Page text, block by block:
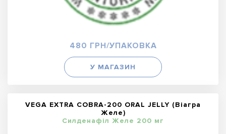
480 ГРН/УПАКОВКА
У МАГАЗИН
VEGA EXTRA COBRA-200 ORAL JELLY (Віагра
Желе)
Силденафіл Желе 200 мг